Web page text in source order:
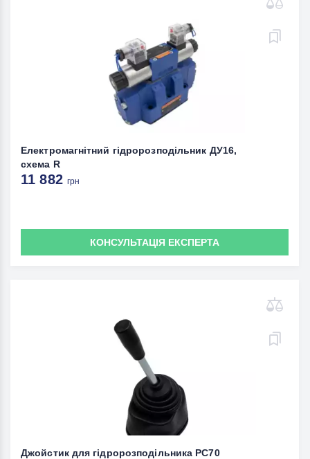
Електромагнітний гідророзподільник ДУ16,
схема R
11 882грн
КОНСУЛЬТАЦІЯ ЕКСПЕРТА
Джойстик для гідророзподільника PC70